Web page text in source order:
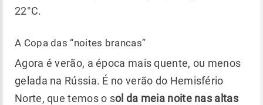
22°C.
A Copa das “noites brancas”
Agora é verão, a época mais quente, ou menos
gelada na Rússia. É no verão do Hemisfério
Norte, que temos o sol da meia noite nas altas